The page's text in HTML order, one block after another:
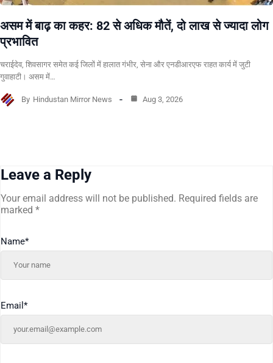
असम में बाढ़ का कहर: 82 से अधिक मौतें, दो लाख से ज्यादा लोग
प्रभावित
चराईदेव, शिवसागर समेत कई जिलों में हालात गंभीर, सेना और एनडीआरएफ राहत कार्य में जुटी
गुवाहाटी। असम में…
By Hindustan Mirror News Aug 3, 2026
Leave a Reply
Your email address will not be published. Required fields are
marked *
Name*
Email *